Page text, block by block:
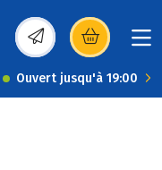
(s’ouvre dans une
Ouvert jusqu'à 19:00